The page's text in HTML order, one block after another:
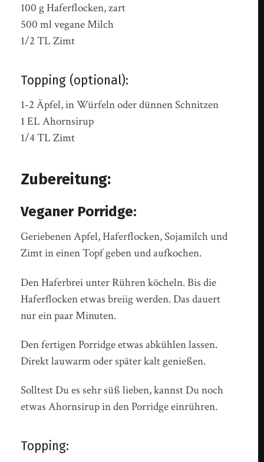
100 g Haferflocken, zart
500 ml vegane Milch
1/2 TL Zimt
Topping (optional):
1-2 Äpfel, in Würfeln oder dünnen Schnitzen
1 EL Ahornsirup
1/4 TL Zimt
Zubereitung:
Veganer Porridge:
Geriebenen Apfel, Haferflocken, Sojamilch und
Zimt in einen Topf geben und aufkochen.
Den Haferbrei unter Rühren köcheln. Bis die
Haferflocken etwas breiig werden. Das dauert
nur ein paar Minuten.
Den fertigen Porridge etwas abkühlen lassen.
Direkt lauwarm oder später kalt genießen.
Solltest Du es sehr süß lieben, kannst Du noch
etwas Ahornsirup in den Porridge einrühren.
Topping: